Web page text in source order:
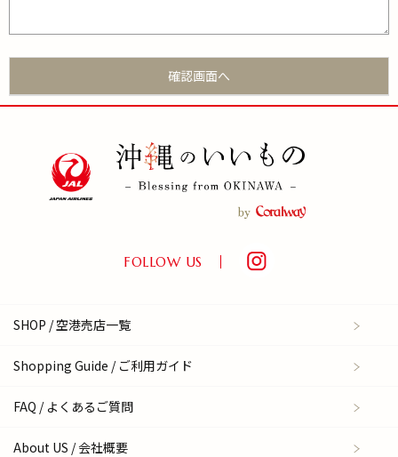
FOLLOW US
SHOP / 空港売店一覧
Shopping Guide / ご利用ガイド
FAQ / よくあるご質問
About US / 会社概要